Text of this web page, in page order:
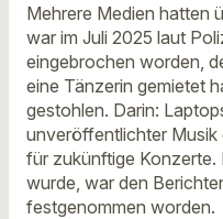
Mehrere Medien hatten
war im Juli 2025 laut
eingebrochen worden,
eine Tänzerin gemietet
gestohlen. Darin:
unveröffentlichter Musik
für zukünftige Konzerte.
wurde, war den
festgenommen worden.